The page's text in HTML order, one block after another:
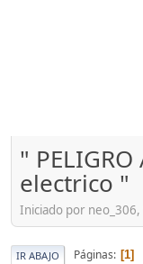
"
electrico "
Iniciado por
IR ABAJO Páginas 1